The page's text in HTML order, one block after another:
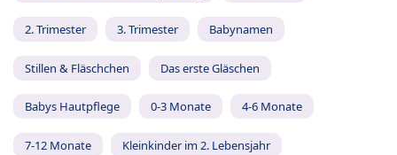
2. Trimester 3. Trimester Babynamen
Stillen & Fläschchen Das erste Gläschen
Babys Hautpflege 0-3 Monate 4-6 Monate
7-12 Monate Kleinkinder im 2. Lebensjahr